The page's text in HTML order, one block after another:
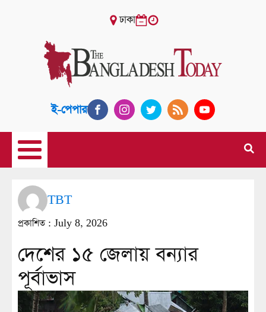
ঢাকা
ই-পেপার
TBT
প্রকাশিত : July 8, 2026
দেশের ১৫ জেলায় বন্যার
পূর্বাভাস